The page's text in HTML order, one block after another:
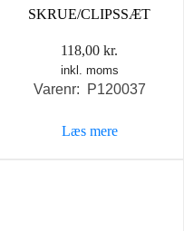
SKRUE/CLIPSSÆT
118,00 kr.
inkl. moms
Varenr: P120037
Læs mere